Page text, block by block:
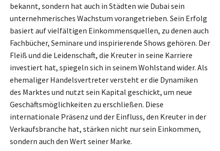
bekannt, sondern hat auch in Städten wie Dubai sein
unternehmerisches Wachstum vorangetrieben. Sein Erfolg
basiert auf vielfältigen Einkommensquellen, zu denen auch
Fachbücher, Seminare und inspirierende Shows gehören. Der
Fleiß und die Leidenschaft, die Kreuter in seine Karriere
investiert hat, spiegeln sich in seinem Wohlstand wider. Als
ehemaliger Handelsvertreter versteht er die Dynamiken
des Marktes und nutzt sein Kapital geschickt, um neue
Geschäftsmöglichkeiten zu erschließen. Diese
internationale Präsenz und der Einfluss, den Kreuter in der
Verkaufsbranche hat, stärken nicht nur sein Einkommen,
sondern auch den Wert seiner Marke.